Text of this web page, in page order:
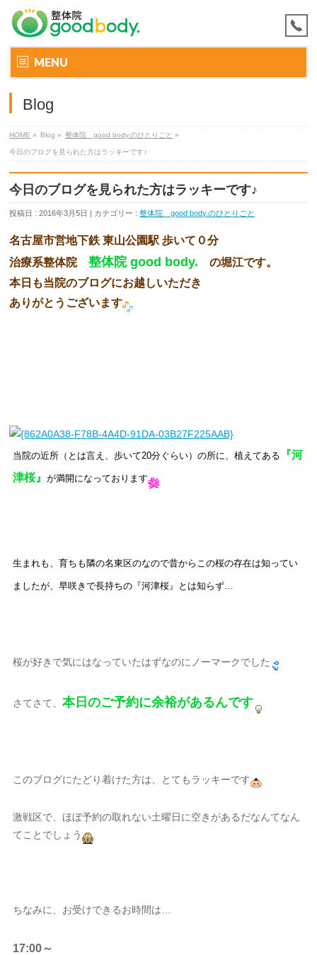
MENU
Blog
HOME » Blog » 整体院 good body.のひとりごと »
今日のブログを見られた方はラッキーです♪
今日のブログを見られた方はラッキーです♪
投稿日 : 2016年3月5日 | カテゴリー :整体院 good body.のひとりごと
名古屋市営地下鉄 東山公園駅 歩いて０分
治療系整体院整体院 good body. の堀江です。
本日も当院のブログにお越しいただき
ありがとうございます
当院の近所（とは言え、歩いて20分ぐらい）の所に、植えてある
『河
津桜』が満開になっております
生まれも、育ちも隣の名東区のなので昔からこの桜の存在は知ってい
ましたが、早咲きで長持ちの『河津桜』とは知らず…
桜が好きで気にはなっていたはずなのにノーマークでした
さてさて、本日のご予約に余裕があるんです
このブログにたどり着けた方は、とてもラッキーです
激戦区で、ほぼ予約の取れない土曜日に空きがあるだなんてなん
てことでしょう
ちなみに、お受けできるお時間は…
17:00～